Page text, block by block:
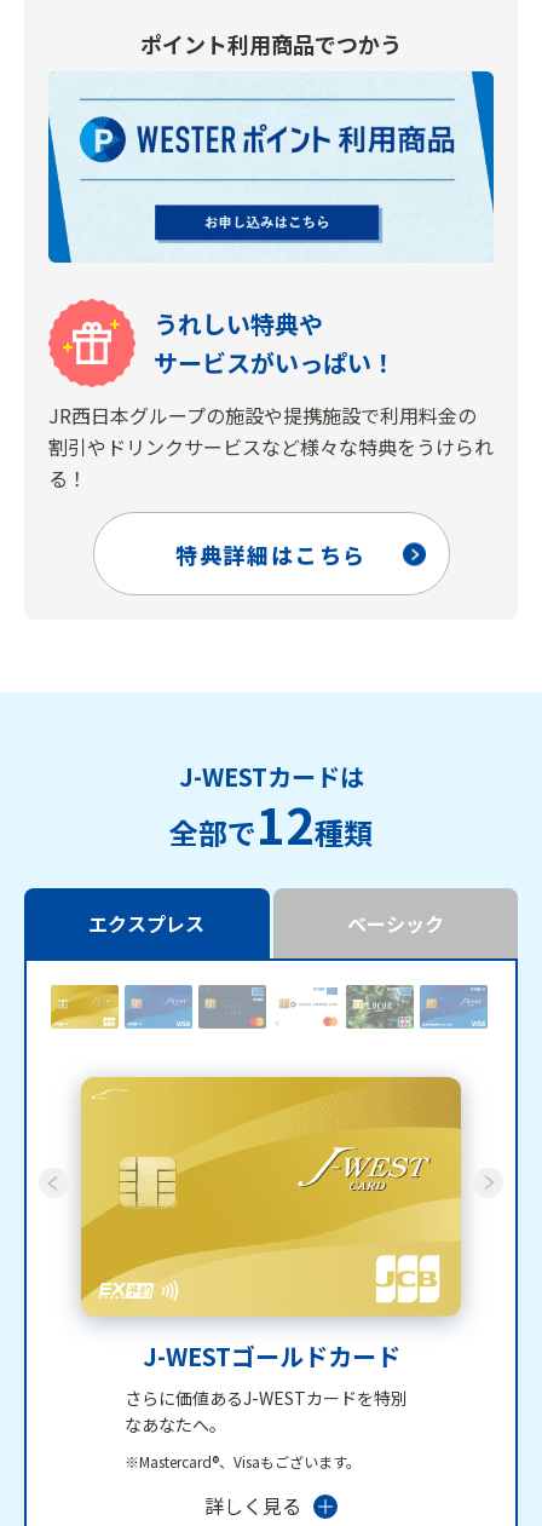
ポイント利用商品でつかう
うれしい特典や
サービスがいっぱい！
JR西日本グループの施設や提携施設で利用料金の
割引やドリンクサービスなど様々な特典をうけられ
る！
特典詳細はこちら
J-WESTカードは
全部で12種類
エクスプレス ベーシック
J-WESTゴールドカード
さらに価値あるJ-WESTカードを特別
なあなたへ。
※Mastercard®、Visaもございます。
詳しく見る